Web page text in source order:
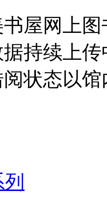
屋网上
据持续上
状态以